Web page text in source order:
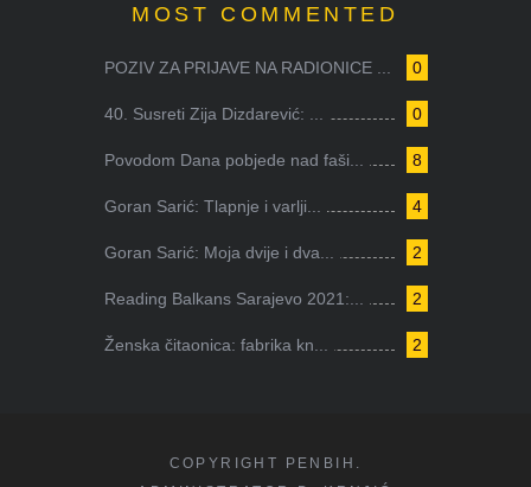
MOST COMMENTED
0
POZIV ZA PRIJAVE NA RADIONICE ...
0
40. Susreti Zija Dizdarević: ...
8
Povodom Dana pobjede nad faši...
4
Goran Sarić: Tlapnje i varlji...
2
Goran Sarić: Moja dvije i dva...
2
Reading Balkans Sarajevo 2021:...
2
Ženska čitaonica: fabrika kn...
COPYRIGHT PENBIH.